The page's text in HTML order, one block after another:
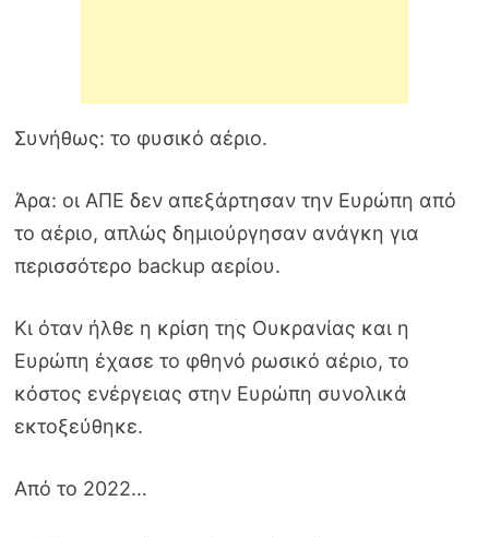
Συνήθως: το φυσικό αέριο.
Άρα: οι ΑΠΕ δεν απεξάρτησαν την Ευρώπη από
το αέριο, απλώς δημιούργησαν ανάγκη για
περισσότερο backup αερίου.
Κι όταν ήλθε η κρίση της Ουκρανίας και η
Ευρώπη έχασε το φθηνό ρωσικό αέριο, το
κόστος ενέργειας στην Ευρώπη συνολικά
εκτοξεύθηκε.
Από το 2022…